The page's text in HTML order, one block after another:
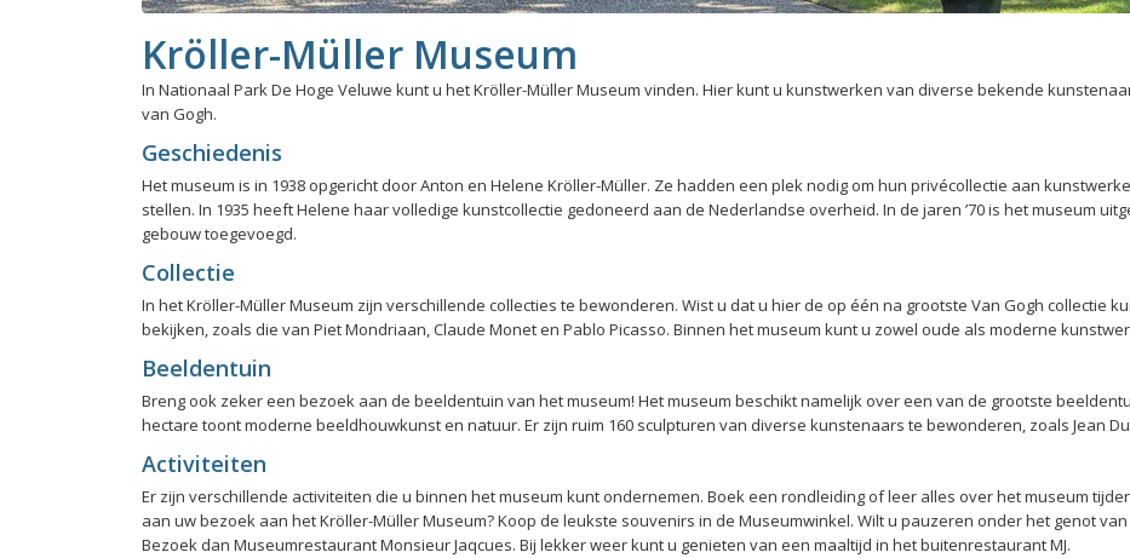
Kröller-Müller Museum
In Nationaal Park De Hoge Veluwe kunt u het Kröller-Müller Museum vinden. Hier kunt u kunstwerken van diverse bekende
van Gogh.
Geschiedenis
Het museum is in 1938 opgericht door Anton en Helene Kröller-Müller. Ze hadden een plek nodig om hun privécollectie aan
stellen. In 1935 heeft Helene haar volledige kunstcollectie gedoneerd aan de Nederlandse overheid. In de jaren ’70 is het museum
gebouw toegevoegd.
Collectie
In het Kröller-Müller Museum zijn verschillende collecties te bewonderen. Wist u dat u hier de op één na grootste Van Gogh collectie
bekijken, zoals die van Piet Mondriaan, Claude Monet en Pablo Picasso. Binnen het museum kunt u zowel oude als moderne
Beeldentuin
Breng ook zeker een bezoek aan de beeldentuin van het museum! Het museum beschikt namelijk over een van de grootste
hectare toont moderne beeldhouwkunst en natuur. Er zijn ruim 160 sculpturen van diverse kunstenaars te bewonderen, zoals Jean
Activiteiten
Er zijn verschillende activiteiten die u binnen het museum kunt ondernemen. Boek een rondleiding of leer alles over het museum
aan uw bezoek aan het Kröller-Müller Museum? Koop de leukste souvenirs in de Museumwinkel. Wilt u pauzeren onder het genot
Bezoek dan Museumrestaurant Monsieur Jaqcues. Bij lekker weer kunt u genieten van een maaltijd in het buitenrestaurant MJ.